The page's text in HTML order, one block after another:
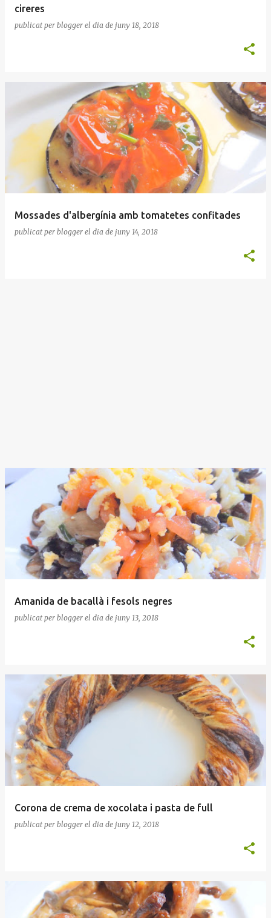
cireres
publicat per blogger el dia de juny 18, 2018
Mossades d'albergínia amb tomatetes confitades
publicat per blogger el dia de juny 14, 2018
Amanida de bacallà i fesols negres
publicat per blogger el dia de juny 13, 2018
Corona de crema de xocolata i pasta de full
publicat per blogger el dia de juny 12, 2018